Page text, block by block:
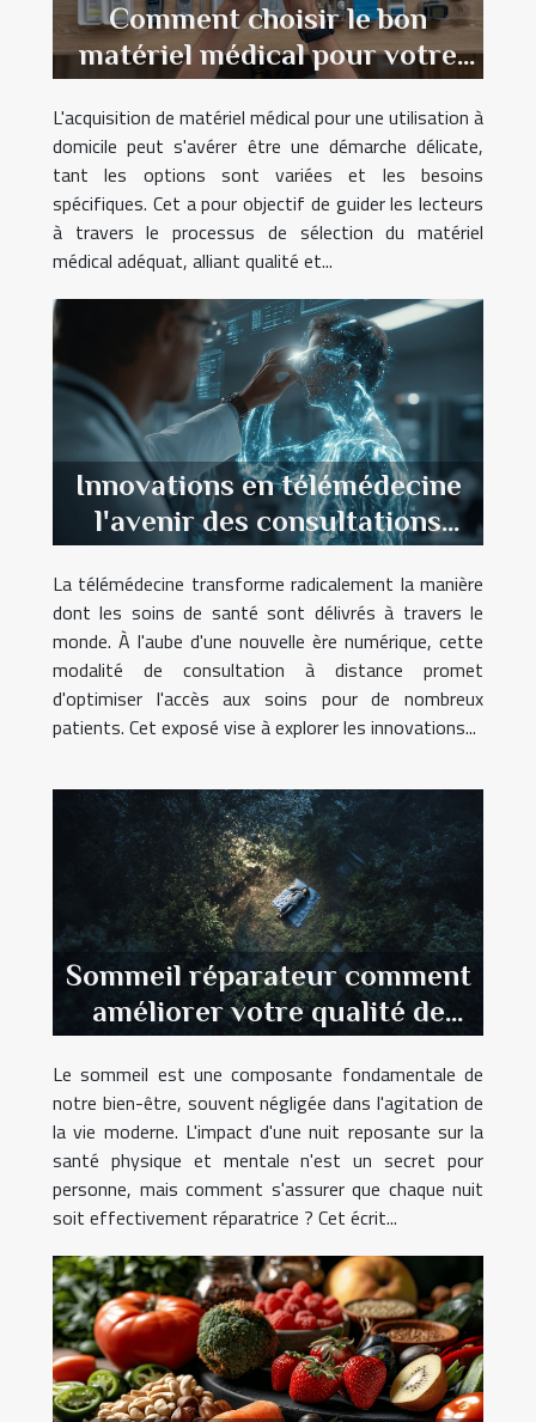
Comment choisir le bon
matériel médical pour votre
usage domestique
L'acquisition de matériel médical pour une utilisation à
domicile peut s'avérer être une démarche délicate,
tant les options sont variées et les besoins
spécifiques. Cet a pour objectif de guider les lecteurs
à travers le processus de sélection du matériel
médical adéquat, alliant qualité et...
Innovations en télémédecine
l'avenir des consultations
médicales à distance
La télémédecine transforme radicalement la manière
dont les soins de santé sont délivrés à travers le
monde. À l'aube d'une nouvelle ère numérique, cette
modalité de consultation à distance promet
d'optimiser l'accès aux soins pour de nombreux
patients. Cet exposé vise à explorer les innovations...
Sommeil réparateur comment
améliorer votre qualité de
sommeil avec des méthodes
naturelles
Le sommeil est une composante fondamentale de
notre bien-être, souvent négligée dans l'agitation de
la vie moderne. L'impact d'une nuit reposante sur la
santé physique et mentale n'est un secret pour
personne, mais comment s'assurer que chaque nuit
soit effectivement réparatrice ? Cet écrit...